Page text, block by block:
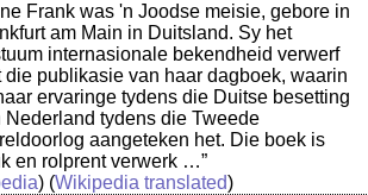
Frank was 'n Joodse meisie, gebore in
am Main in Duitsland. Sy het
internasionale bekendheid verwerf
die publikasie van haar dagboek, waarin
ervaringe tydens die Duitse besetting
Nederland tydens die Tweede
aangeteken het. Die boek is
en rolprent verwerk …”
) (Wikipedia translated)